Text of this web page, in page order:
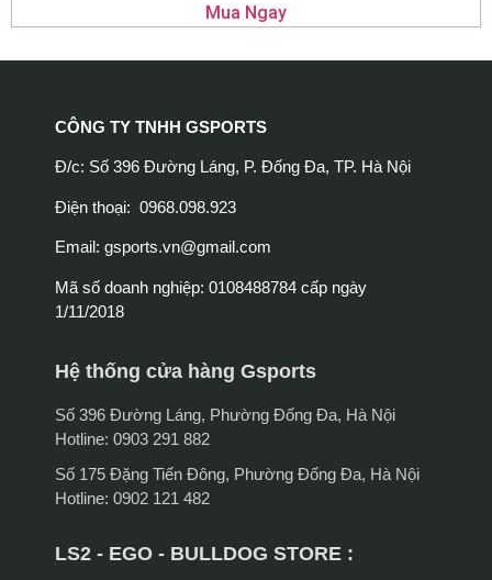
Mua Ngay
CÔNG TY TNHH GSPORTS
Đ/c: Số 396 Đường Láng, P. Đống Đa, TP. Hà Nội
Điện thoại: 0968.098.923
Email: gsports.vn@gmail.com
Mã số doanh nghiệp: 0108488784 cấp ngày
1/11/2018
Hệ thống cửa hàng Gsports
Số 396 Đường Láng, Phường Đống Đa, Hà Nội
Hotline: 0903 291 882
Số 175 Đặng Tiến Đông, Phường Đống Đa, Hà Nội
Hotline: 0902 121 482
LS2 - EGO - BULLDOG STORE :